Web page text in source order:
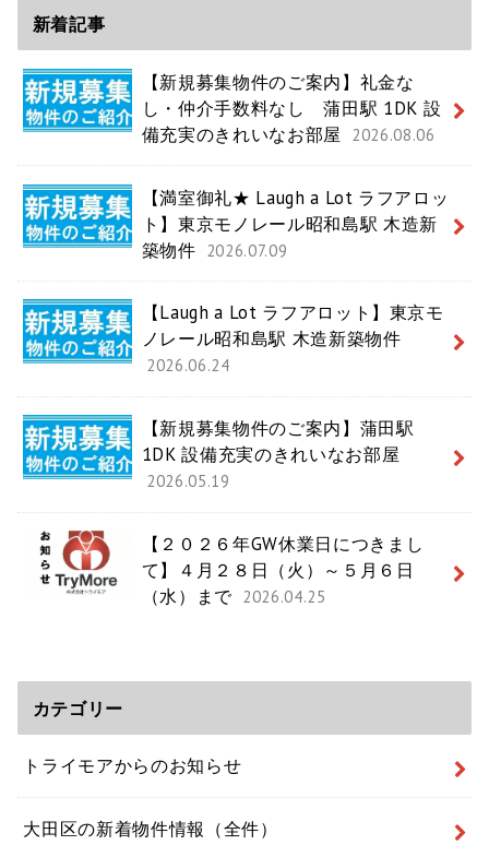
新着記事
【新規募集物件のご案内】礼金な
し・仲介手数料なし 蒲田駅 1DK 設
備充実のきれいなお部屋
2026.08.06
【満室御礼★ Laugh a Lot ラフアロッ
ト】東京モノレール昭和島駅 木造新
築物件
2026.07.09
【Laugh a Lot ラフアロット】東京モ
ノレール昭和島駅 木造新築物件
2026.06.24
【新規募集物件のご案内】蒲田駅
1DK 設備充実のきれいなお部屋
2026.05.19
【２０２６年GW休業日につきまし
て】４月２８日（火）～５月６日
（水）まで 2026.04.25
カテゴリー
トライモアからのお知らせ
大田区の新着物件情報（全件）